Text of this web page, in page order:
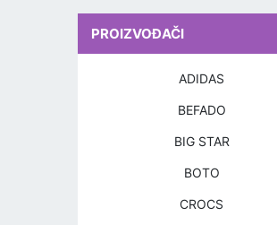
PROIZVOĐAČI
ADIDAS
BEFADO
BIG STAR
BOTO
CROCS